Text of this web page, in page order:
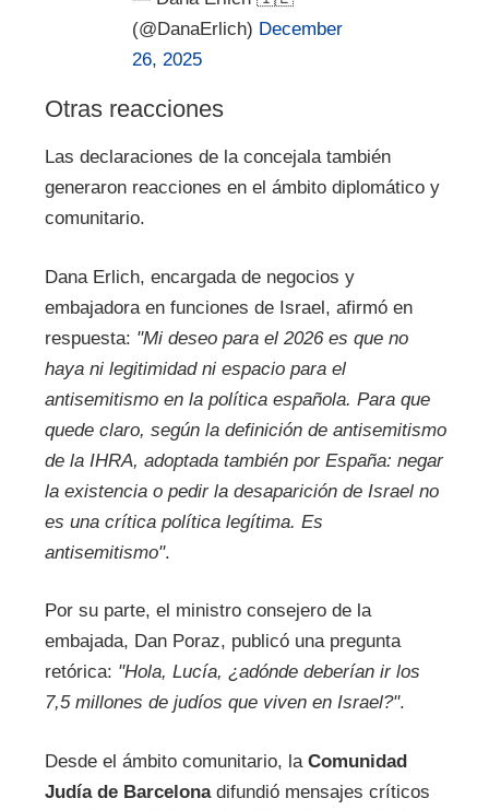
(@DanaErlich) December
26, 2025
Otras reacciones
Las declaraciones de la concejala también
generaron reacciones en el ámbito diplomático y
comunitario.
Dana Erlich, encargada de negocios y
embajadora en funciones de Israel, afirmó en
respuesta: "Mi deseo para el 2026 es que no
haya ni legitimidad ni espacio para el
antisemitismo en la política española. Para que
quede claro, según la definición de antisemitismo
de la IHRA, adoptada también por España: negar
la existencia o pedir la desaparición de Israel no
es una crítica política legítima. Es
antisemitismo".
Por su parte, el ministro consejero de la
embajada, Dan Poraz, publicó una pregunta
retórica: "Hola, Lucía, ¿adónde deberían ir los
7,5 millones de judíos que viven en Israel?".
Desde el ámbito comunitario, la Comunidad
Judía de Barcelonadifundió mensajes críticos